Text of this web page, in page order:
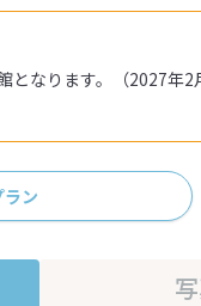
となります。（2027
ン